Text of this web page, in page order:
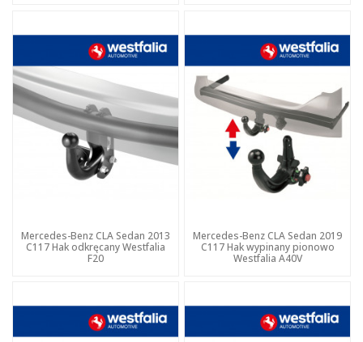
Mercedes-Benz CLA Sedan 2013
C117 Hak odkręcany Westfalia
F20
Mercedes-Benz CLA Sedan 2019
C117 Hak wypinany pionowo
Westfalia A40V